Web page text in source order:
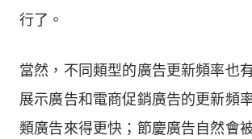
行了。
當然，不同類型的廣告更新頻率也
展示廣告和電商促銷廣告的更新頻
類廣告來得更快；節慶廣告自然會